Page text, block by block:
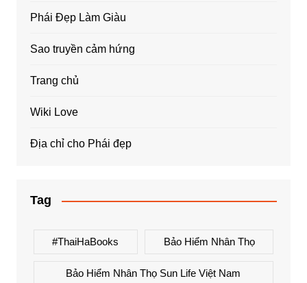
Phái Đẹp Làm Giàu
Sao truyền cảm hứng
Trang chủ
Wiki Love
Địa chỉ cho Phái đẹp
Tag
#ThaiHaBooks Bảo Hiểm Nhân Thọ
Bảo Hiểm Nhân Thọ Sun Life Việt Nam